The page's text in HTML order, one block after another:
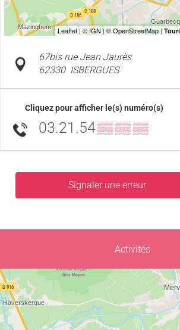
67bis rue Jean Jaurès
62330 ISBERGUES
Cliquez pour afficher le(s) numéro(s)
03.21.54▒▒ ▒▒ ▒▒
Signaler une erreur
Activités